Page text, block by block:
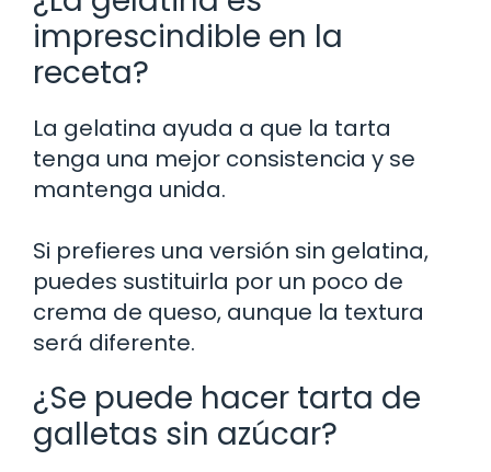
imprescindible en la
receta?
La gelatina ayuda a que la tarta
tenga una mejor consistencia y se
mantenga unida.
Si prefieres una versión sin gelatina,
puedes sustituirla por un poco de
crema de queso, aunque la textura
será diferente.
¿Se puede hacer tarta de
galletas sin azúcar?